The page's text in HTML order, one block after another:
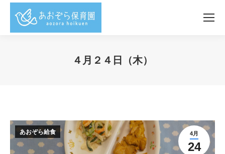
４月２４日（木）
4月
24
あおぞら給食